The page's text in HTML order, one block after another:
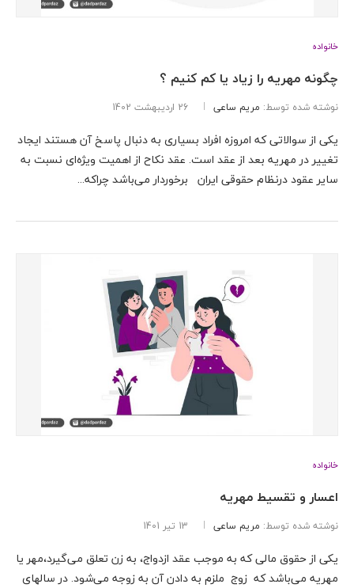
خانواده
چگونه مهریه را زیاد یا کم کنیم ؟
نوشته شده توسط: مریم ساعی 26 اردیبهشت 1402
یکی از سوالاتی که امروزه افراد بسیاری به دنبال پاسخ آن هستند ایجاد
تغییر در مهریه بعد از عقد است. عقد نکاح از اهمیت ویژه‌ای نسبت به
سایر عقود درنظام حقوقی ایران برخوردار می‌باشد چراکه...
خانواده
اعسار و تقسیط مهریه
نوشته شده توسط: مریم ساعی 13 تیر 1401
یکی از حقوق مالی که به موجب عقد ازدواج، به زن تعلق می‌گیرد،مهر یا
مهریه می‌باشد که زوج ملزم به دادن آن به زوجه می‌شود. در سالهای